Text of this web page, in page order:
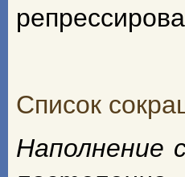
Список
Наполнение